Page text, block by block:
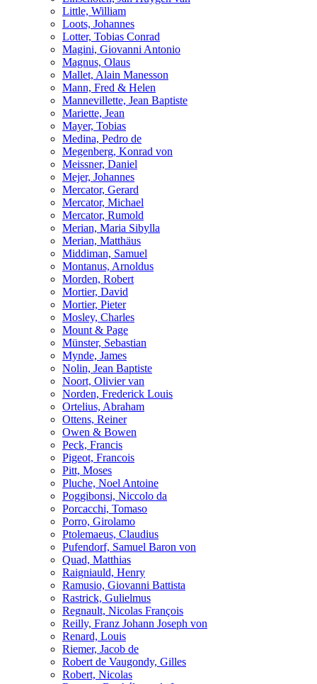
Little, William
Loots, Johannes
Lotter, Tobias Conrad
Magini, Giovanni Antonio
Magnus, Olaus
Mallet, Alain Manesson
Mann, Fred & Helen
Mannevillette, Jean Baptiste
Mariette, Jean
Mayer, Tobias
Medina, Pedro de
Megenberg, Konrad von
Meissner, Daniel
Mejer, Johannes
Mercator, Gerard
Mercator, Michael
Mercator, Rumold
Merian, Maria Sibylla
Merian, Matthäus
Middiman, Samuel
Montanus, Arnoldus
Morden, Robert
Mortier, David
Mortier, Pieter
Mosley, Charles
Mount & Page
Münster, Sebastian
Mynde, James
Nolin, Jean Baptiste
Noort, Olivier van
Norden, Frederick Louis
Ortelius, Abraham
Ottens, Reiner
Owen & Bowen
Peck, Francis
Pigeot, Francois
Pitt, Moses
Pluche, Noel Antoine
Poggibonsi, Niccolo da
Porcacchi, Tomaso
Porro, Girolamo
Ptolemaeus, Claudius
Pufendorf, Samuel Baron von
Quad, Matthias
Raigniauld, Henry
Ramusio, Giovanni Battista
Rastrick, Gulielmus
Regnault, Nicolas François
Reilly, Franz Johann Joseph von
Renard, Louis
Riemer, Jacob de
Robert de Vaugondy, Gilles
Robert, Nicolas